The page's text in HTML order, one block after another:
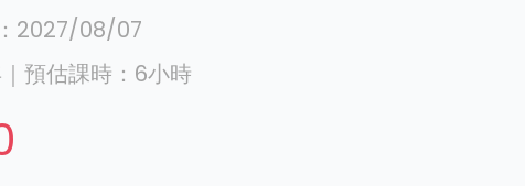
2027/08/07
｜ 預估課時： 6小時